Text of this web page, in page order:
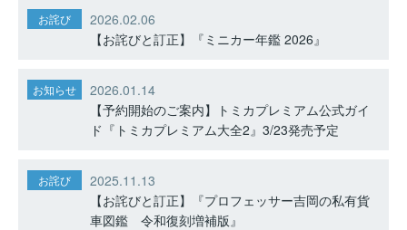
お詫び
2026.02.06
【お詫びと訂正】『ミニカー年鑑 2026』
お知らせ
2026.01.14
【予約開始のご案内】トミカプレミアム公式ガイ
ド『トミカプレミアム大全2』3/23発売予定
お詫び
2025.11.13
【お詫びと訂正】『プロフェッサー吉岡の私有貨
車図鑑 令和復刻増補版』